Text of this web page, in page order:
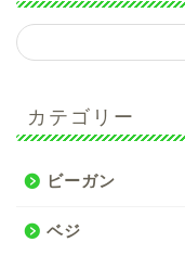
カテゴリー
ビーガン
ベジ